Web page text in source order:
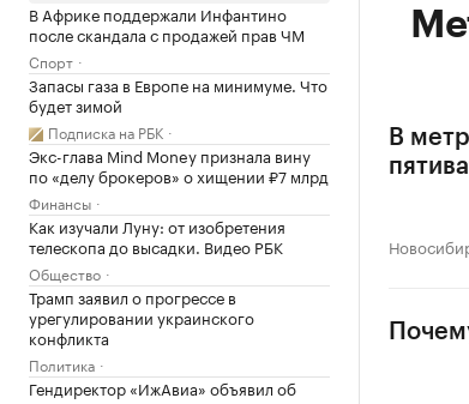
В Африке поддержали Инфантино
после скандала с продажей прав ЧМ
Спорт
Запасы газа в Европе на минимуме. Что
будет зимой
Подписка на РБК
Экс-глава Mind Money признала вину
по «делу брокеров» о хищении ₽7 млрд
Финансы
Как изучали Луну: от изобретения
телескопа до высадки. Видео РБК
Общество
Трамп заявил о прогрессе в
урегулировании украинского
конфликта
Политика
Гендиректор «ИжАвиа» объявил об
В